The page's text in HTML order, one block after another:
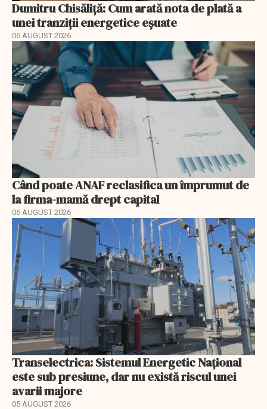
Dumitru Chisăliță: Cum arată nota de plată a
unei tranziții energetice eșuate
06 AUGUST 2026
Când poate ANAF reclasifica un împrumut de
la firma-mamă drept capital
06 AUGUST 2026
Transelectrica: Sistemul Energetic Național
este sub presiune, dar nu există riscul unei
avarii majore
05 AUGUST 2026